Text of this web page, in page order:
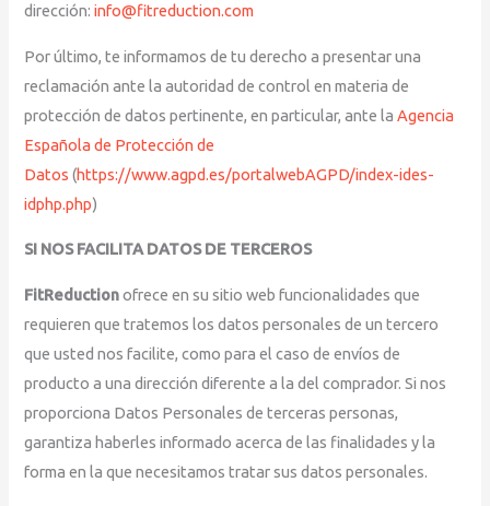
dirección:info@fitreduction.com
Por último, te informamos de tu derecho a presentar una
reclamación ante la autoridad de control en materia de
protección de datos pertinente, en particular, ante laAgencia
Española de Protección de
Datos(https://www.agpd.es/portalwebAGPD/index-ides-
idphp.php)
SI NOS FACILITA DATOS DE TERCEROS
FitReductionofrece en su sitio web funcionalidades que
requieren que tratemos los datos personales de un tercero
que usted nos facilite, como para el caso de envíos de
producto a una dirección diferente a la del comprador. Si nos
proporciona Datos Personales de terceras personas,
garantiza haberles informado acerca de las finalidades y la
forma en la que necesitamos tratar sus datos personales.